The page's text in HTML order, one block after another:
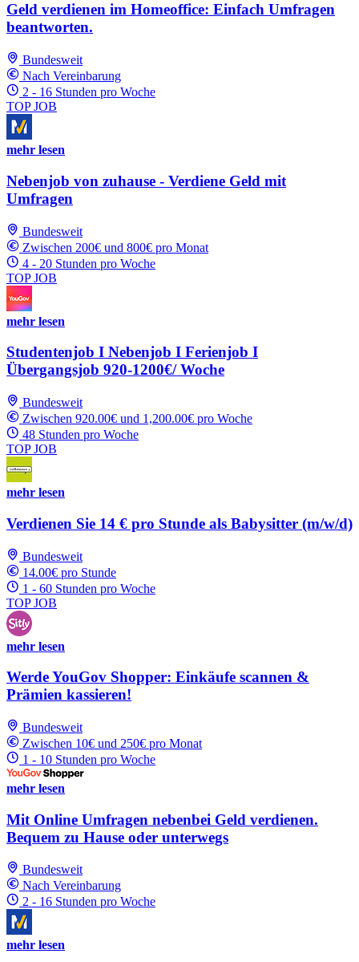
Geld verdienen im Homeoffice: Einfach Umfragen
beantworten.
Bundesweit
Nach Vereinbarung
2 - 16 Stunden pro Woche
TOP JOB
mehr lesen
Nebenjob von zuhause - Verdiene Geld mit
Umfragen
Bundesweit
Zwischen 200€ und 800€ pro Monat
4 - 20 Stunden pro Woche
TOP JOB
mehr lesen
Studentenjob I Nebenjob I Ferienjob I
Übergangsjob 920-1200€/ Woche
Bundesweit
Zwischen 920.00€ und 1,200.00€ pro Woche
48 Stunden pro Woche
TOP JOB
mehr lesen
Verdienen Sie 14 € pro Stunde als Babysitter (m/w/d)
Bundesweit
14.00€ pro Stunde
1 - 60 Stunden pro Woche
TOP JOB
mehr lesen
Werde YouGov Shopper: Einkäufe scannen &
Prämien kassieren!
Bundesweit
Zwischen 10€ und 250€ pro Monat
1 - 10 Stunden pro Woche
mehr lesen
Mit Online Umfragen nebenbei Geld verdienen.
Bequem zu Hause oder unterwegs
Bundesweit
Nach Vereinbarung
2 - 16 Stunden pro Woche
mehr lesen